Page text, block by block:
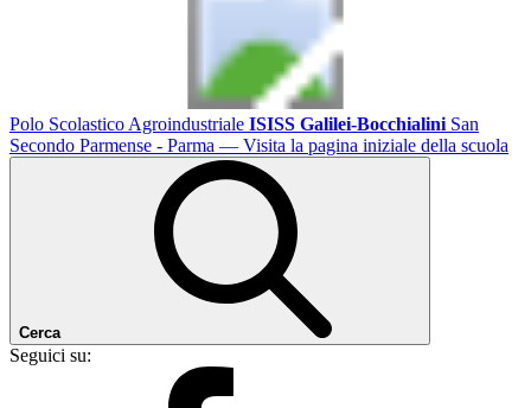
Polo Scolastico Agroindustriale ISISS Galilei-Bocchialini San
Secondo Parmense - Parma — Visita la pagina iniziale della scuola
Cerca
Seguici su: